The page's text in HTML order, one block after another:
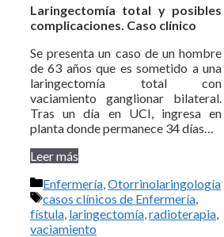
Laringectomía total y posibles
complicaciones. Caso clínico
Se presenta un caso de un hombre
de 63 años que es sometido a una
laringectomía total con
vaciamiento ganglionar bilateral.
Tras un día en UCI, ingresa en
planta donde permanece 34 días…
Leer más
Categorías
Enfermería,Otorrinolaringología
Etiquetas
casos clínicos de Enfermería,
fístula, laringectomía,radioterapia,
vaciamiento